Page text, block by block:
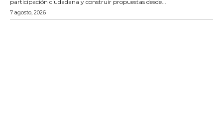
participación ciudadana y construir propuestas desde...
7 agosto, 2026